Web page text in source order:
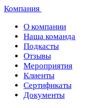
Компания
О компании
Наша команда
Подкасты
Отзывы
Мероприятия
Клиенты
Сертификаты
Документы